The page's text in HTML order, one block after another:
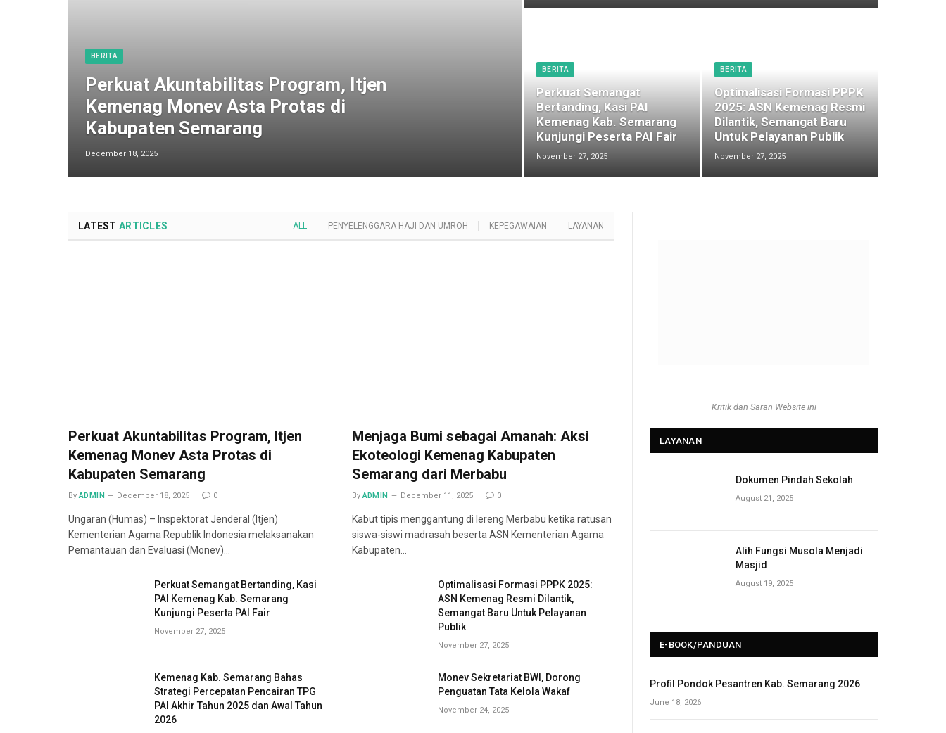
BERITA
Perkuat Akuntabilitas Program, Itjen
Kemenag Monev Asta Protas di
Kabupaten Semarang
December 18, 2025
BERITA
Perkuat Semangat
Bertanding, Kasi PAI
Kemenag Kab. Semarang
Kunjungi Peserta PAI Fair
November 27, 2025
BERITA
Optimalisasi Formasi PPPK
2025: ASN Kemenag Resmi
Dilantik, Semangat Baru
Untuk Pelayanan Publik
November 27, 2025
LATEST ARTICLES ALL PENYELENGGARA HAJI DAN UMROH KEPEGAWAIAN LAYANAN
Perkuat Akuntabilitas Program, Itjen
Kemenag Monev Asta Protas di
Kabupaten Semarang
By ADMIN December 18, 2025 0
Ungaran (Humas) – Inspektorat Jenderal (Itjen)
Kementerian Agama Republik Indonesia melaksanakan
Pemantauan dan Evaluasi (Monev)…
Menjaga Bumi sebagai Amanah: Aksi
Ekoteologi Kemenag Kabupaten
Semarang dari Merbabu
By ADMIN December 11, 2025 0
Kabut tipis menggantung di lereng Merbabu ketika ratusan
siswa-siswi madrasah beserta ASN Kementerian Agama
Kabupaten…
Perkuat Semangat Bertanding, Kasi
PAI Kemenag Kab. Semarang
Kunjungi Peserta PAI Fair
November 27, 2025
Optimalisasi Formasi PPPK 2025:
ASN Kemenag Resmi Dilantik,
Semangat Baru Untuk Pelayanan
Publik
November 27, 2025
Kemenag Kab. Semarang Bahas
Strategi Percepatan Pencairan TPG
PAI Akhir Tahun 2025 dan Awal Tahun
2026
Monev Sekretariat BWI, Dorong
Penguatan Tata Kelola Wakaf
November 24, 2025
Kritik dan Saran Website ini
LAYANAN
Dokumen Pindah Sekolah
August 21, 2025
Alih Fungsi Musola Menjadi
Masjid
August 19, 2025
E-BOOK/PANDUAN
Profil Pondok Pesantren Kab. Semarang 2026
June 18, 2026